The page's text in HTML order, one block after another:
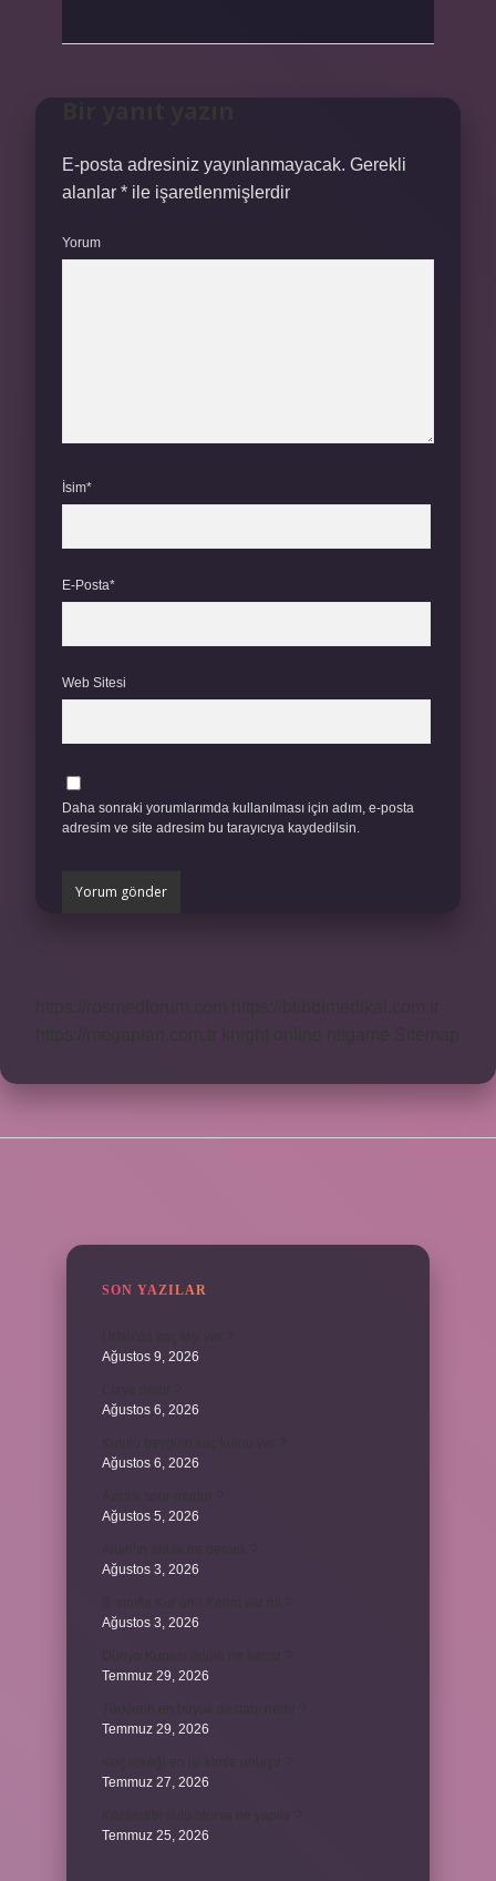
E-posta adresiniz yayınlanmayacak. Gerekli
alanlar * ile işaretlenmişlerdir
Yorum
İsim*
E-Posta*
Web Sitesi
Daha sonraki yorumlarımda kullanılması için adım, e-posta
adresim ve site adresim bu tarayıcıya kaydedilsin.
SON YAZILAR
Ağustos 9, 2026
Ağustos 6, 2026
Ağustos 6, 2026
Ağustos 5, 2026
Ağustos 3, 2026
Ağustos 3, 2026
Temmuz 29, 2026
Temmuz 29, 2026
Temmuz 27, 2026
Temmuz 25, 2026